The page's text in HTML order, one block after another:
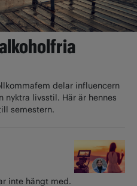
delar influencern
nyktra livsstil. Här är hennes
semestern.
inte hängt med.